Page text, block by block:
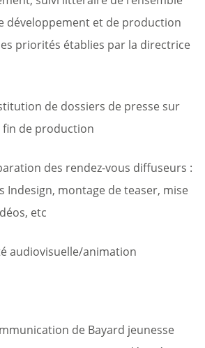
développement et de production
priorités établies par la directrice
de dossiers de presse sur
fin de production
des rendez-vous diffuseurs :
Indesign, montage de teaser, mise
etc
audiovisuelle/animation
de Bayard jeunesse